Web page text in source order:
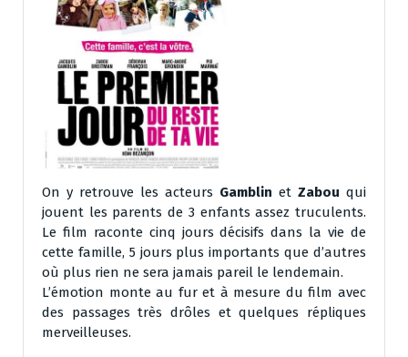
On y retrouve les acteurs Gamblin et Zabou qui
jouent les parents de 3 enfants assez truculents.
Le film raconte cinq jours décisifs dans la vie de
cette famille, 5 jours plus importants que d’autres
où plus rien ne sera jamais pareil le lendemain.
L’émotion monte au fur et à mesure du film avec
des passages très drôles et quelques répliques
merveilleuses.